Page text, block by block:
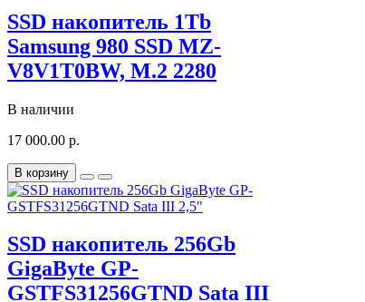
SSD накопитель 1Tb
Samsung 980 SSD MZ-
V8V1T0BW, M.2 2280
В наличии
17 000.00 р.
В корзину
SSD накопитель 256Gb
GigaByte GP-
GSTFS31256GTND Sata III